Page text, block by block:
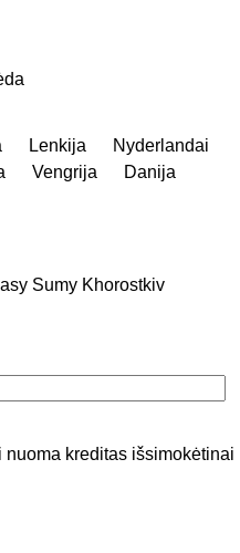
Lenkija
Nyderlandai
Vengrija
Danija
Sumy Khorostkiv
nuoma kreditas išsimokėtinai